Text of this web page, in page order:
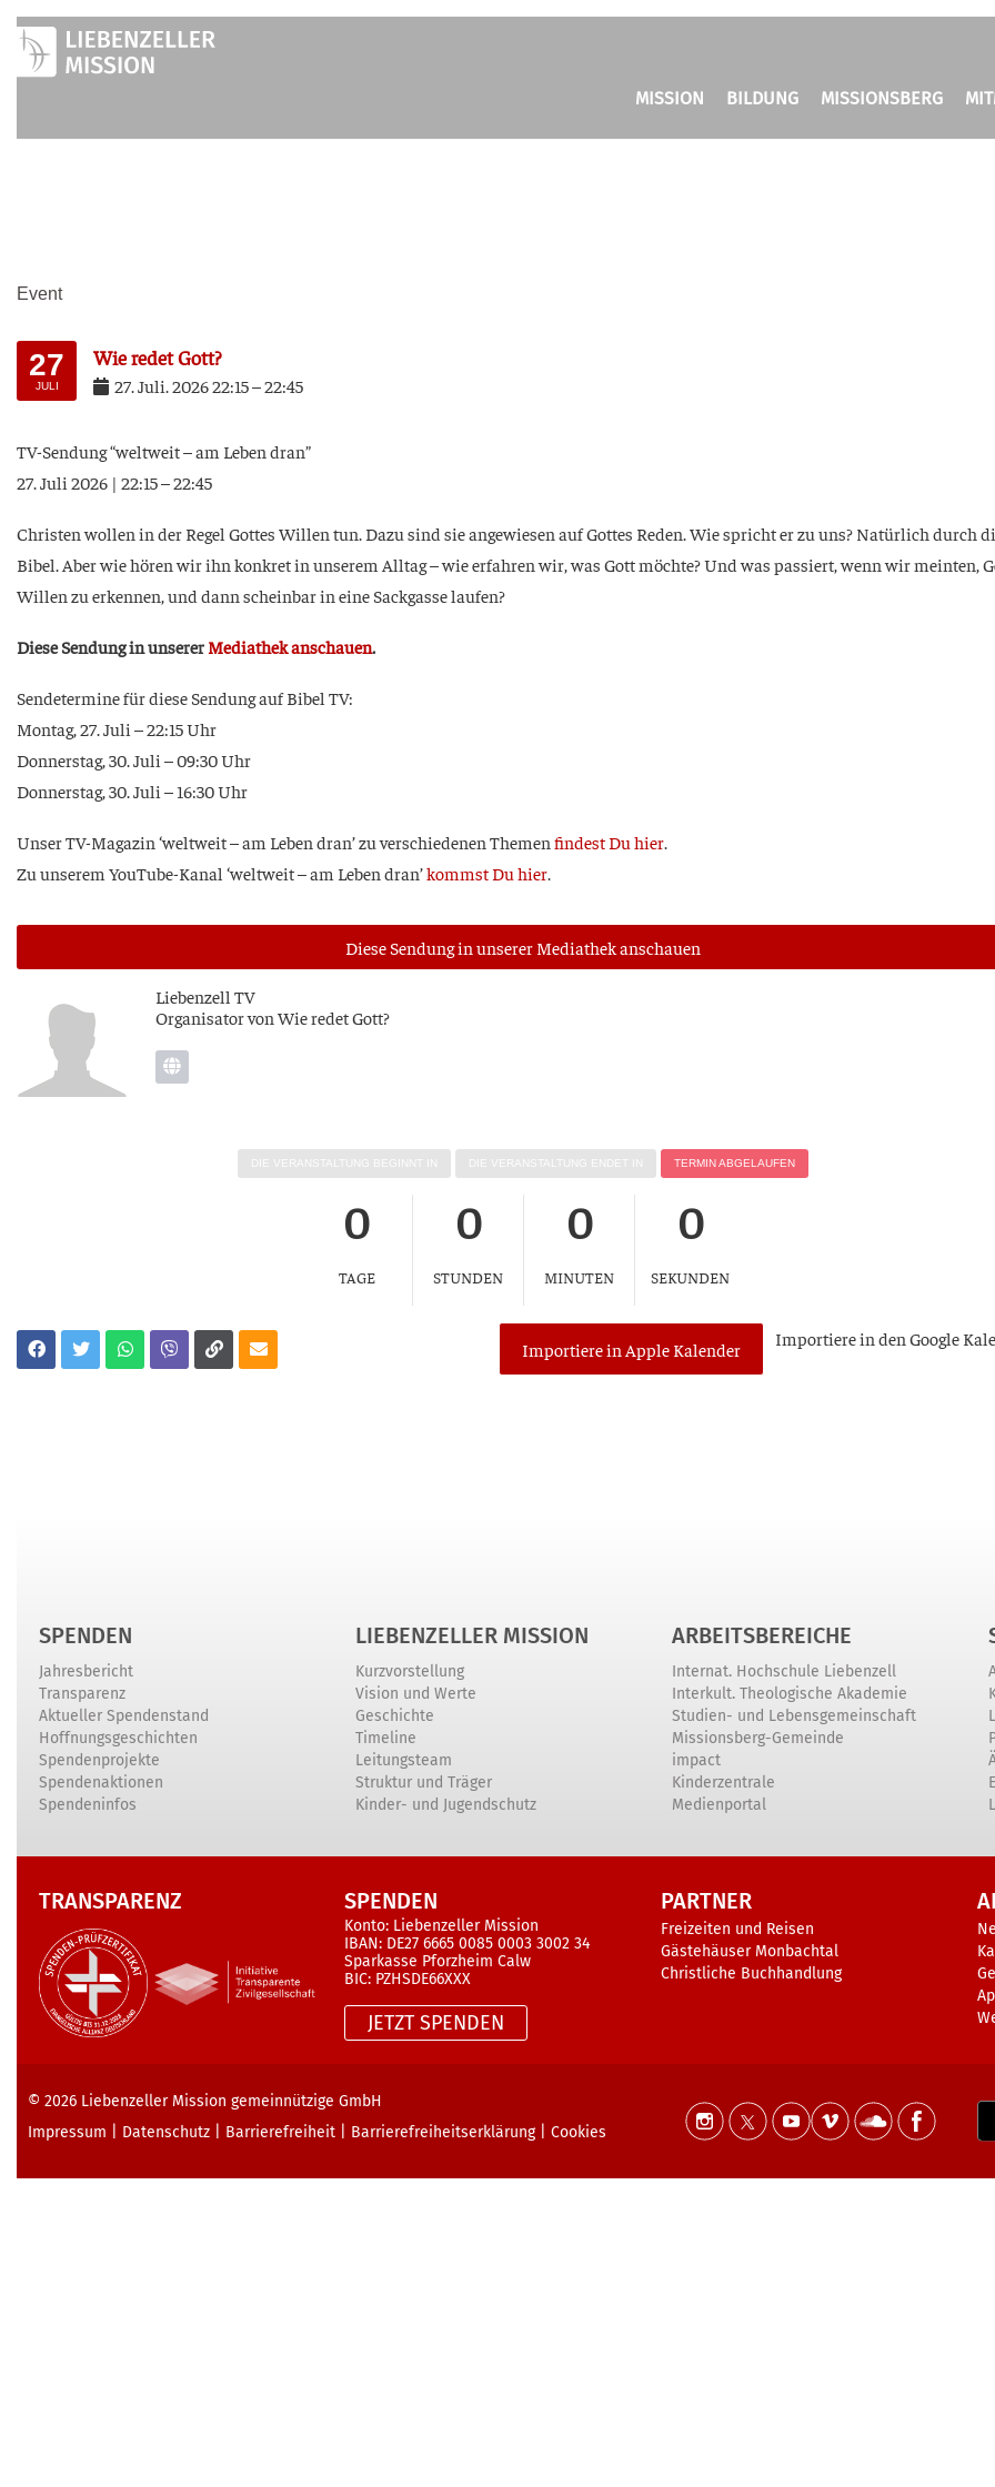
Zum
Inhalt
springen
MISSION BILDUNG MISSIONSBERG
Event
27
JULI
Wie redet Gott?
27 Juli 202622:15–22:45
TV-Sen­dung “welt­weit – am Leben dran”
27. Juli 2026 | 22:15 – 22:45
Chris­ten wol­len in der Regel Got­tes Wil­len tun. Dazu sind sie ange­wie­sen auf Got­tes Reden. Wie spricht er zu uns? Natür­lich durch
Bibel. Aber wie hören wir ihn kon­kret in unse­rem All­tag – wie erfah­ren wir, was Gott möch­te? Und was pas­siert, wenn wir mein­ten,
Wil­len zu erken­nen, und dann schein­bar in eine Sack­gas­se laufen?
Die­se Sen­dung in unse­rer Media­thek anschau­en.
Sen­de­ter­mi­ne für die­se Sen­dung auf Bibel TV:
Mon­tag, 27. Juli – 22:15 Uhr
Don­ners­tag, 30. Juli – 09:30 Uhr
Don­ners­tag, 30. Juli – 16:30 Uhr
Unser TV-Maga­zin ‘welt­weit – am Leben dran’ zu ver­schie­de­nen The­men fin­dest Du hier.
Zu unse­rem You­Tube-Kanal ‘welt­weit – am Leben dran’kommst Du hier.
Die­se Sen­dung in unse­rer Media­thek anschauen
Lie­ben­zell TV
Orga­ni­sa­tor von Wie redet Gott?
DIE VER­AN­STAL­TUNG BEGINNT IN DIE VER­AN­STAL­TUNG ENDET IN TER­MIN ABGELAUFEN
0
TAGE
0
STUNDEN
0
MINUTEN
0
SEKUNDEN
Importiere in Apple Kalender Impor­tie­re in den Goog­le
SPENDEN
Jahresbericht
Transparenz
Aktueller Spendenstand
Hoffnungsgeschichten
Spendenprojekte
Spendenaktionen
Spendeninfos
LIEBENZELLER MISSION
Kurzvorstellung
Vision und Werte
Geschichte
Timeline
Leitungsteam
Struktur und Träger
Kinder- und Jugendschutz
ARBEITSBEREICHE
Internat. Hochschule Liebenzell
Interkult. Theologische Akademie
Studien- und Lebensgemeinschaft
Missionsberg-Gemeinde
impact
Kinderzentrale
Medienportal
TRANSPARENZ SPENDEN
Konto: Liebenzeller Mission
IBAN: DE27 6665 0085 0003 3002 34
Sparkasse Pforzheim Calw
BIC: PZHSDE66XXX
JETZT SPENDEN
PARTNER
Freizeiten und Reisen
Gästehäuser Monbachtal
Christliche Buchhandlung
© 2026 Liebenzeller Mission gemeinnützige GmbH
Impressum
Datenschutz Barrierefreiheit Barrierefreiheits­erklärung| Cookies